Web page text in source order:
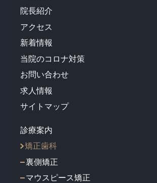
院長紹介
アクセス
新着情報
当院のコロナ対策
お問い合わせ
求人情報
サイトマップ
診療案内
矯正歯科
裏側矯正
マウスピース矯正